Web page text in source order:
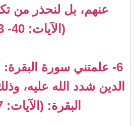
عنهم، بل لنحذر من
(الآيات: 40- 123).
6- علمتني سورة
الدين شدد الله عليه،
البقرة: (الآيات: 67- 74).